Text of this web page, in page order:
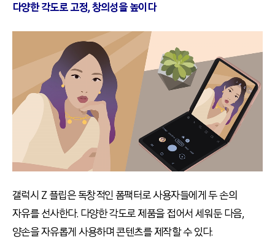
다양한 각도로 고정, 창의성을 높이다
갤럭시 Z 플립은 독창적인 폼팩터로 사용자들에게 두 손의
자유를 선사한다. 다양한 각도로 제품을 접어서 세워둔 다음,
양손을 자유롭게 사용하며 콘텐츠를 제작할 수 있다.